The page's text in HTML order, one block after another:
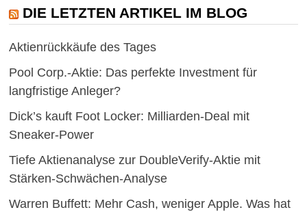
DIE LETZTEN ARTIKEL IM BLOG
Aktienrückkäufe des Tages
Pool Corp.-Aktie: Das perfekte Investment für
langfristige Anleger?
Dick’s kauft Foot Locker: Milliarden-Deal mit
Sneaker-Power
Tiefe Aktienanalyse zur DoubleVerify-Aktie mit
Stärken-Schwächen-Analyse
Warren Buffett: Mehr Cash, weniger Apple. Was hat